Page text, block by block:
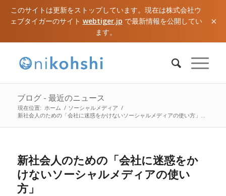
このサイトは更新をストップしています。現在は株式会社ウ
ェブタイガーのサイト webtiger.jp で最新情報を公開してい
ます。
×
ブログ - 最近のニュース
現在位置: ホーム / ソーシャルメディア /
新社会人のための「会社に迷惑をかけないソーシャルメディアの使い方」...
新社会人のための「会社に迷惑をか
けないソーシャルメディアの使い
方」